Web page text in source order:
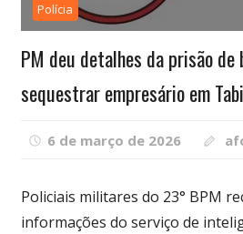
Polícia
PM deu detalhes da prisão de
sequestrar empresário em
6 de março de 2026
Policiais militares do 23° BPM
informações do serviço de